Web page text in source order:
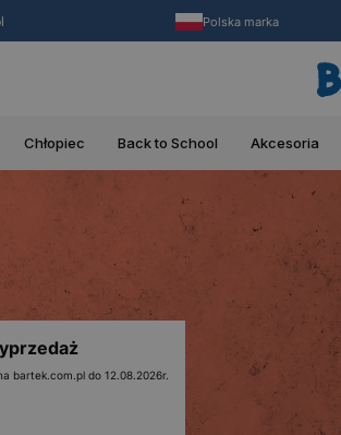
Polska marka
Chłopiec Back to School Akcesoria
bartek.com.pl do 12.08.2026r.